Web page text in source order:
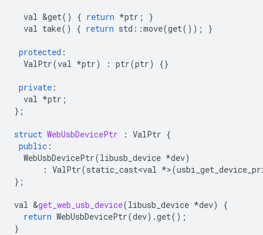
val &get() { return *ptr ;
}
val take() { return std ::move(get()); }
protected :
ValPtr(val *ptr) : ptr(ptr) {}
private :
val *ptr ;
};
struct WebUsbDevicePtr : ValPtr {
public :
WebUsbDevicePtr(libusb_device *dev)
: ValPtr(static_cast<val *>(
};
val &get_web_usb_device(libusb_device *dev)
{
return WebUsbDevicePtr(dev).get();
}